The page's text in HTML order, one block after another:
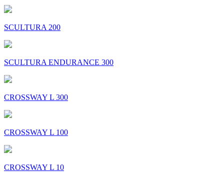
SCULTURA 200
SCULTURA ENDURANCE 300
CROSSWAY L 300
CROSSWAY L 100
CROSSWAY L 10